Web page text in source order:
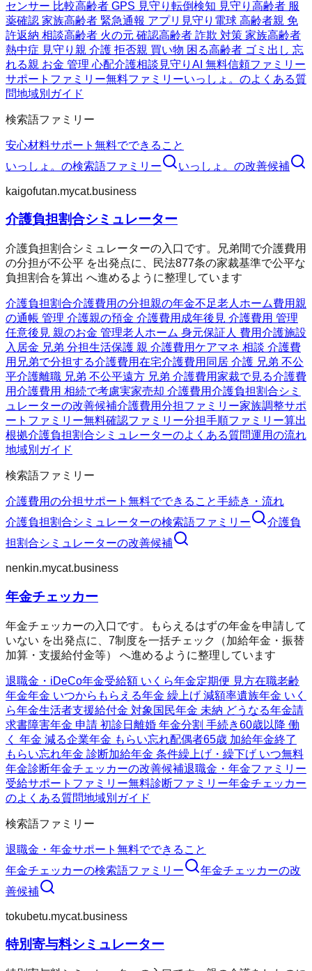
センサー 比較高齢者 GPS 見守り 転倒検知 見守り 高齢者 服
薬確認 家族高齢者 緊急通報 アプリ 見守り電球 高齢者親 免
許返納 相談高齢者 火の元 確認高齢者 詐欺 対策 家族高齢者
熱中症 見守り 親 介護 拒否親 買い物 困る高齢者 ゴミ出し 忘
れる親 お金 管理 心配介護相談 見守りAI 無料信頼ファミリー
サポートファミリー無料ファミリーいっしょ。のよくある質
問地域別ガイド
検索語ファミリー
安心材料サポート 無料でできること
いっしょ。 の検索語ファミリー いっしょ。 の改善候補
kaigofutan.mycat.business
介護負担割合シミュレーター
介護負担割合シミュレーターの入口です。兄弟間で介護費用
の分担が不公平 を出発点に、民法877条の家裁基準で公平な
負担割合を算出 へ進めるように整理しています
介護負担割合介護費用の分担親の年金不足老人ホーム費用 親
の通帳 管理 介護親の預金 介護費用 成年後見 介護費用 管理
任意後見 親のお金 管理老人ホーム 身元保証人 費用介護施設
入居金 兄弟 分担生活保護 親 介護費用ケアマネ 相談 介護費
用 兄弟で分担する介護費用在宅介護費用 同居 介護 兄弟 不公
平介護離職 兄弟 不公平遠方 兄弟 介護費用家裁で見る介護費
用介護費用 相続で考慮実家売却 介護費用介護負担割合シミ
ュレーターの改善候補介護費用分担ファミリー家族調整サポ
ートファミリー無料確認ファミリー分担手順ファミリー算出
根拠介護負担割合シミュレーターのよくある質問運用の流れ
地域別ガイド
検索語ファミリー
介護費用の分担サポート 無料でできること手続き・流れ
介護負担割合シミュレーターの検索語ファミリー
介護負
担割合シミュレーターの改善候補
nenkin.mycat.business
年金チェッカー
年金チェッカーの入口です。もらえるはずの年金を申請して
いない を出発点に、7制度を一括チェック（加給年金・振替
加算・支援給付金等） へ進めるように整理しています
退職金・iDeCo年金受給額 いくら年金定期便 見方在職老齢
年金年金 いつからもらえる年金 繰上げ 減額率遺族年金 いく
ら年金生活者支援給付金 対象 国民年金 未納 どうなる年金請
求書障害年金 申請 初診日 離婚 年金分割 手続き60歳以降 働
く 年金 減る企業年金 もらい忘れ配偶者65歳 加給年金終了
もらい忘れ年金 診断加給年金 条件繰上げ・繰下げ いつ無料
年金診断年金チェッカーの改善候補退職金・年金ファミリー
受給サポートファミリー無料診断ファミリー年金チェッカー
のよくある質問地域別ガイド
検索語ファミリー
退職金・年金サポート 無料でできること
年金チェッカーの検索語ファミリー 年金チェッカーの改
善候補
tokubetu.mycat.business
特別寄与料シミュレーター